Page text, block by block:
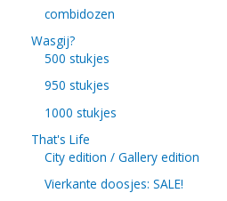
combidozen
Wasgij?
500 stukjes
950 stukjes
1000 stukjes
That's Life
City edition / Gallery edition
Vierkante doosjes: SALE!